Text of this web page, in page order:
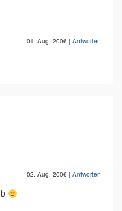
01. Aug. 2006 | Antworten
02. Aug. 2006 | Antworten